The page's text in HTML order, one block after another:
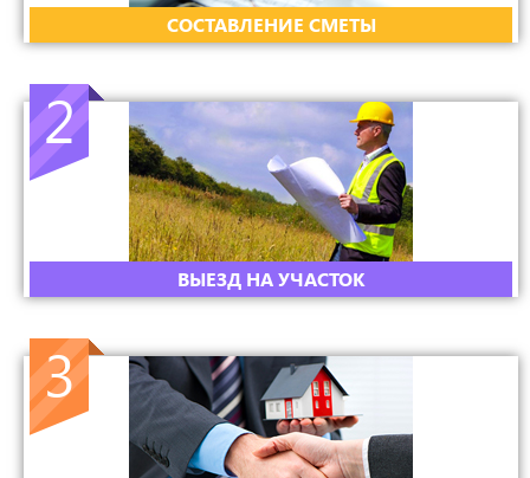
CОСТАВЛЕНИЕ СМЕТЫ
2
ВЫЕЗД НА УЧАСТОК
3